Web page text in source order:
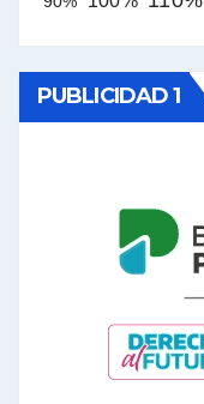
PUBLICIDAD 1